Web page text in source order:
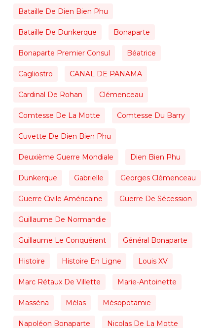
Bataille De Dien Bien Phu
Bataille De Dunkerque Bonaparte
Bonaparte Premier Consul Béatrice
Cagliostro CANAL DE PANAMA
Cardinal De Rohan Clémenceau
Comtesse De La Motte Comtesse Du Barry
Cuvette De Dien Bien Phu
Deuxième Guerre Mondiale Dien Bien Phu
Dunkerque Gabrielle Georges Clémenceau
Guerre Civile Américaine Guerre De Sécession
Guillaume De Normandie
Guillaume Le Conquérant Général Bonaparte
Histoire Histoire En Ligne Louis XV
Marc Rétaux De Villette Marie-Antoinette
Masséna Mélas Mésopotamie
Napoléon Bonaparte Nicolas De La Motte